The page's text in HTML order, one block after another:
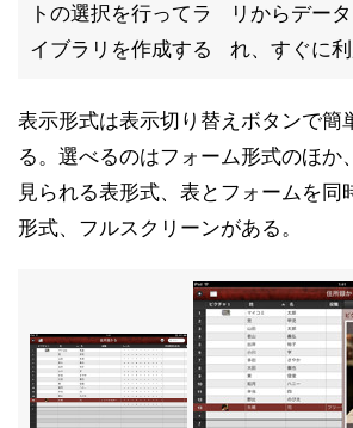
トの選択を行ってラ
イブラリを作成する
リからデー
れ、すぐに
表示形式は表示切り替えボタンで簡
る。選べるのはフォーム形式のほか
見られる表形式、表とフォームを同
形式、フルスクリーンがある。